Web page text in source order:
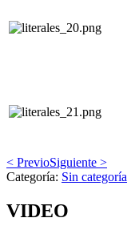
< PrevioSiguiente >
Categoría: Sin categoría
VIDEO